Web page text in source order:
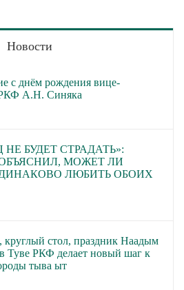
Новости
с днём рождения вице-
РКФ А.Н. Синяка
БУДЕТ СТРАДАТЬ»:
МОЖЕТ ЛИ
ЛЮБИТЬ ОБОИХ
круглый стол, праздник Наадым
Туве РКФ делает новый шаг к
тыва ыт